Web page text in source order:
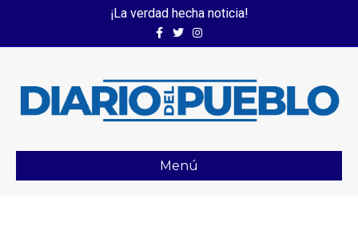
¡La verdad hecha noticia!
FacebookTwitterInstagram
Menú